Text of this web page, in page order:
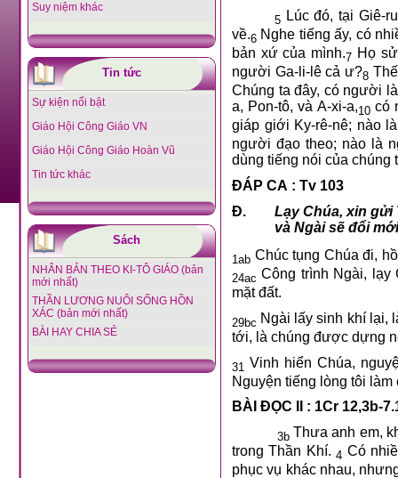
Suy niệm khác
Tin tức
Sự kiện nổi bật
Giáo Hội Công Giáo VN
Giáo Hội Công Giáo Hoàn Vũ
Tin tức khác
Sách
NHÂN BẢN THEO KI-TÔ GIÁO (bản
mới nhất)
THẦN LƯƠNG NUÔI SỐNG HỒN
XÁC (bản mới nhất)
BÀI HAY CHIA SẺ
5 Lúc đó, tại Giê-
về.6 Nghe tiếng ấy, có
bản xứ của mình.7 Họ
người Ga-li-lê cả ư?8
Chúng ta đây, có người
a, Pon-tô, và A-xi-a,10 có
giáp giới Ky-rê-nê; nào
người đạo theo; nào là
dùng tiếng nói của chúng
ĐÁP CA : Tv 103
Đ.
Lạy Chúa, xin gửi
và Ngài sẽ đổi
1ab Chúc tụng Chúa đi,
24ac Công trình Ngài, lạy
mặt đất.
29bc Ngài lấy sinh khí lại,
tới, là chúng được dựng
31 Vinh hiển Chúa,
Nguyện tiếng lòng tôi
BÀI ĐỌC II : 1Cr 12,3b-
3b Thưa anh em,
trong Thần Khí. 4 Có
phục vụ khác nhau,